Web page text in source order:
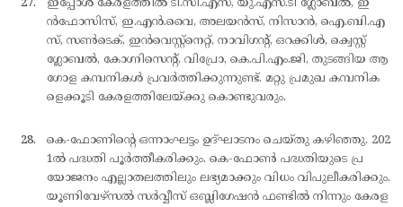
ഇപ്പോള്‍ കേരളത്തില്‍ ടി.സി.എസ്, യു.എസ്.ടി ഗ്ലോബല്‍, ഇ
ന്‍ഫോസിസ്, ഇ.എന്‍.വൈ, അലയന്‍സ്, നിസാന്‍, ഐ.ബി.എ
സ്, സണ്‍ടെക്, ഇന്‍വെസ്റ്റ്നെറ്റ്, നാവിഗന്റ്, ഒറക്കിള്‍, ക്വെസ്റ്റ്
ഗ്ലോബല്‍, കോഗ്നിസെന്റ്, വിപ്രോ, കെ.പി.എം.ജി, തുടങ്ങിയ ആ
ഗോള കമ്പനികള്‍ പ്രവര്‍ത്തിക്കുന്നുണ്ട്. മറ്റു പ്രമുഖ കമ്പനിക
ളെക്കൂടി കേരളത്തിലേയ്ക്കു കൊണ്ടുവരും.
കെ-ഫോണിന്റെ ഒന്നാംഘട്ടം ഉദ്ഘാടനം ചെയ്തു കഴിഞ്ഞു. 202
1ല്‍ പദ്ധതി പൂര്‍ത്തീകരിക്കും. കെ-ഫോണ്‍ പദ്ധതിയുടെ പ്ര
യോജനം എല്ലാതലത്തിലും ലഭ്യമാക്കും വിധം വിപുലീകരിക്കും.
യൂണിവേഴ്സല്‍ സര്‍വ്വീസ് ഒബ്ലിഗേഷന്‍ ഫണ്ടില്‍ നിന്നും കേരള